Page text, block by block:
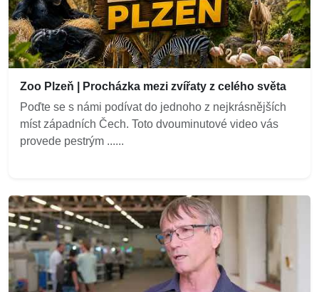
Zoo Plzeň | Procházka mezi zvířaty z celého světa
Poďte se s námi podívat do jednoho z nejkrásnějších
míst západních Čech. Toto dvouminutové video vás
provede pestrým ......